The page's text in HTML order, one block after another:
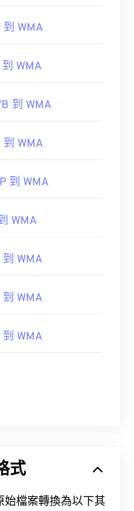
到 WMA
WMA
到 WMA
到 WMA
到 WMA
WMA
到 WMA
到 WMA
到 WMA
式
始檔案轉換為以下其